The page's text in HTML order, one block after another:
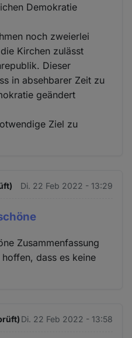
Demokratie
noch zweierlei
Kirchen zulässt
Dieser
in absehbarer Zeit zu
geändert
Ziel zu
Di. 22 Feb 2022 - 13:29
Zusammenfassung
dass es keine
Di. 22 Feb 2022 - 13:58